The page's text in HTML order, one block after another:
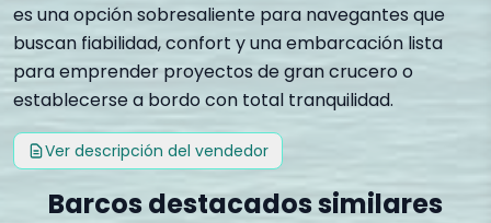
es una opción sobresaliente para navegantes que
buscan fiabilidad, confort y una embarcación lista
para emprender proyectos de gran crucero o
establecerse a bordo con total tranquilidad.
Ver descripción del vendedor
Barcos destacados similares